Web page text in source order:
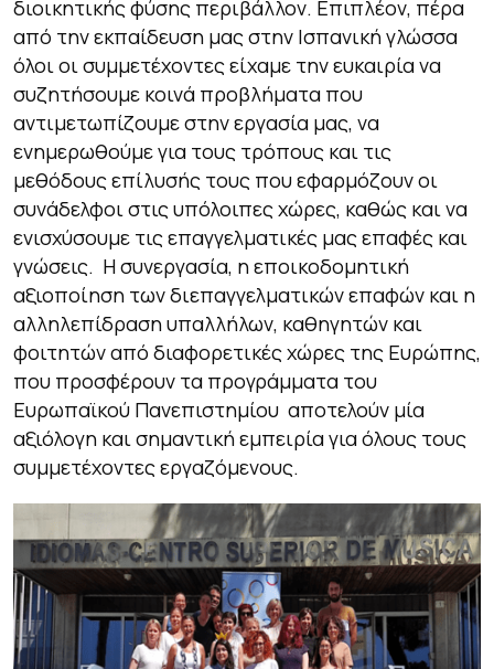
διοικητικής φύσης περιβάλλον. Επιπλέον, πέρα
από την εκπαίδευση μας στην Ισπανική γλώσσα
όλοι οι συμμετέχοντες είχαμε την ευκαιρία να
συζητήσουμε κοινά προβλήματα που
αντιμετωπίζουμε στην εργασία μας, να
ενημερωθούμε για τους τρόπους και τις
μεθόδους επίλυσής τους που εφαρμόζουν οι
συνάδελφοι στις υπόλοιπες χώρες, καθώς και να
ενισχύσουμε τις επαγγελματικές μας επαφές και
γνώσεις. Η συνεργασία, η εποικοδομητική
αξιοποίηση των διεπαγγελματικών επαφών και η
αλληλεπίδραση υπαλλήλων, καθηγητών και
φοιτητών από διαφορετικές χώρες της Ευρώπης,
που προσφέρουν τα προγράμματα του
Ευρωπαϊκού Πανεπιστημίου αποτελούν μία
αξιόλογη και σημαντική εμπειρία για όλους τους
συμμετέχοντες εργαζόμενους.